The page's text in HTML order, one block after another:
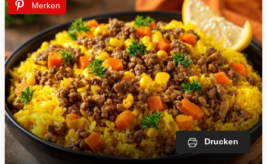
Merken
Drucken